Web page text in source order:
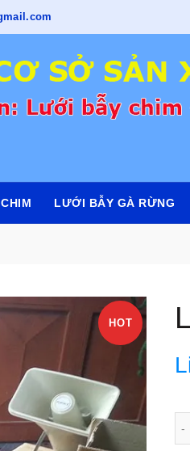
LƯỚI BẪY GÀ RỪNG
HOT